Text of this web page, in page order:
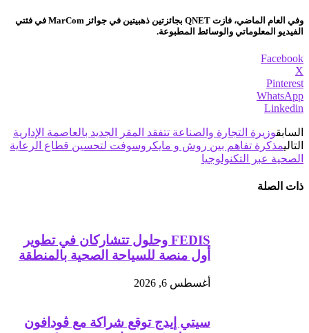
وفي العام الماضي، فازت QNET بجائزتين ذهبيتين في جوائز MarCom في فئتي
الفيديو المعلوماتي والوسائط المطبوعة.
Facebook
X
Pinterest
WhatsApp
Linkedin
السابقوزيرة التجارة والصناعة تتفقد المقر الجديد بالعاصمة الإدارية
التاليمذكرة تفاهم بين روش و مايكروسوفت لتحسين قطاع الرعاية
الصحية عبر التكنولوجيا
ذات الصلة
FEDIS وحلول تتشاركان في تطوير
أول منصة للسياحة الصحية بالمنطقة
أغسطس 6, 2026
سيتي إيدج توقع شراكة مع ڤودافون